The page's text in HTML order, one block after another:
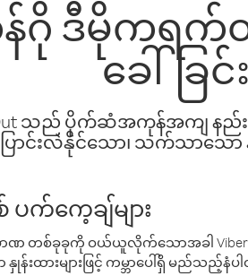
ဂို ဒီမိုကရက်တ
ခေါ်ခြ
သည် ပိုက်ဆံအကုန်အကျ နည်း
ောင်းလဲနိုင်သော၊ သက်သာသော
က်ကေ့ချ်များ
ဏ တစ်ခုခုကို ဝယ်ယူလိုက်သောအခါ
းထားများဖြင့် ကမ္ဘာပေါ်ရှိ မည်သည့်နံ